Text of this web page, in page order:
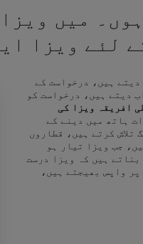
میں
لئے ویزا
دیتے ہیں، درخواست کے
دیتے ہیں، درخواست کو
افریقہ ویزا کی
ہاتھ میں دینے کے
کرتے ہیں، قطاروں
جب ویزا تیار ہو
ہیں کہ ویزا درست
واپس بھیجتے ہیں،